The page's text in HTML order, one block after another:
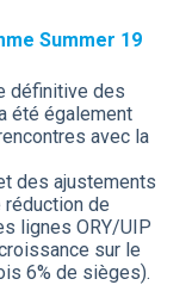
Summer 19
définitive des
été également
avec la
des ajustements
réduction de
lignes ORY/UIP
sur le
6% de sièges).